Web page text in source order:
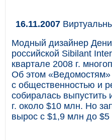
16.11.2007
Модный дизайнер
российской Sibilant
квартале 2008 г.
Об этом «Ведомостям»
с общественностью и
собиралась выпустить
г. около $10 млн. Но
вырос с $1,9 млн до $5